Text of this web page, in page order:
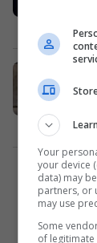
Your
your device
data) may
partners, or
may use
Some
of